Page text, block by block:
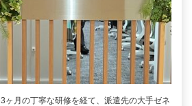
ヶ月の丁寧な研修を経て、派遣先の大手ゼネ